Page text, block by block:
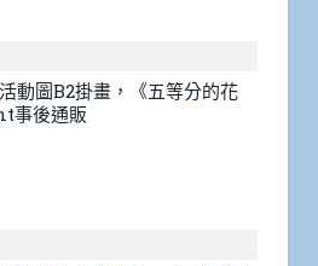
動圖B2掛畫，《五等分的花
事後通販